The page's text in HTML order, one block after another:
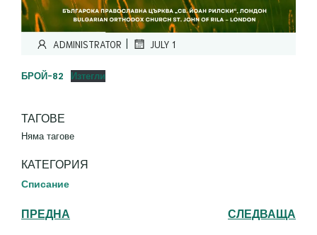
ADMINISTRATOR | JULY 1
БРОЙ-82 Изтегли
ТАГОВЕ
Няма тагове
КАТЕГОРИЯ
Списание
ПРЕДНА СЛЕДВАЩА